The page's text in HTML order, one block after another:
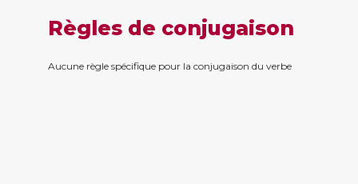
Règles de conjugaison
Aucune règle spécifique pour la conjugaison du verbe